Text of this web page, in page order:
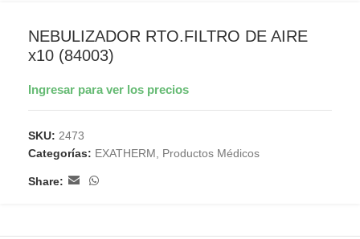
NEBULIZADOR RTO.FILTRO DE AIRE
x10 (84003)
Ingresar para ver los precios
SKU: 2473
Categorías: EXATHERM Productos Médicos
Share: